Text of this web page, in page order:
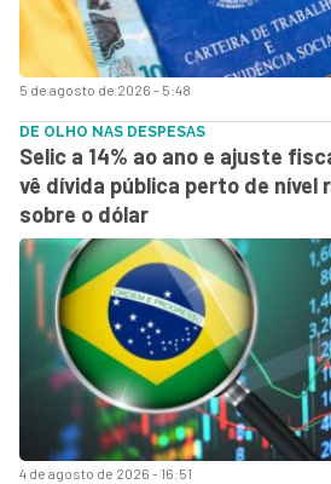
5 de agosto de 2026 - 5:48
4 de agosto de 2026 - 16:51
DE OLHO NAS DESPESAS
Selic a 14% ao ano e ajuste
vê dívida pública perto de nível
sobre o dólar